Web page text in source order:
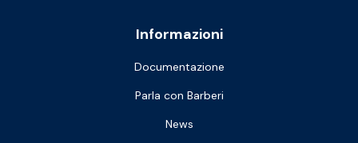
Informazioni
Documentazione
Parla con Barberi
News